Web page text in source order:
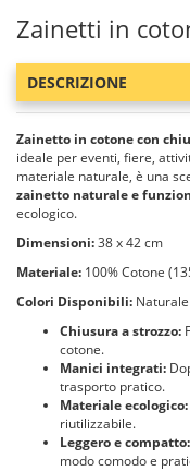
Zainetti in
DESCRIZIONE
Zainetto in cotone con
ideale per eventi, fiere,
materiale naturale, è una
zainetto naturale e
ecologico.
Dimensioni:38 x 42 cm
Materiale: 100% Cotone
Colori Disponibili: Naturale
Chiusura a strozzo:
cotone.
Manici integrati:
trasporto pratico.
Materiale ecologico:
riutilizzabile.
Leggero e compatto:
modo comodo e